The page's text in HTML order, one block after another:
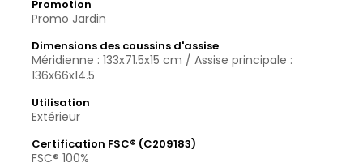
Promotion
Promo Jardin
Dimensions des coussins d'assise
Méridienne : 133x71.5x15 cm / Assise principale :
136x66x14.5
Utilisation
Extérieur
Certification FSC® (C209183)
FSC® 100%